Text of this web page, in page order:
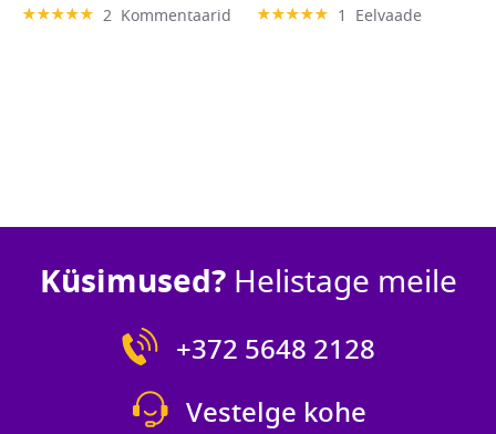
Hinnang: 2 Kommentaarid
Hinnang: 1 Eelvaade
Küsimused?Helistage meile
+372 5648 2128
Vestelge kohe